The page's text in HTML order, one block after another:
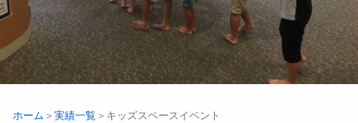
ホーム ＞実績一覧 ＞ キッズスペースイベント